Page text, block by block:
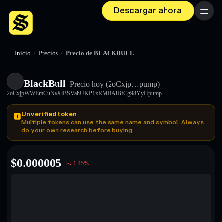
Descargar ahora Menú
Inicio / Precios / Precio de BLACKBULL
BlackBull Precio hoy (2oCxjp…pump)
2oCxjpWWEmCuNaXiBSVahUKP1xRMRAiBfCg98YyHpump
Unverified token
Multiple tokens can use the same name and symbol. Always
do your own research before buying.
$0.000005 1.45%